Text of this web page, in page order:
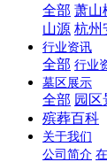
全部 萧山
山源 杭州
行业资讯
全部 行业
墓区展示
全部 园区
殡葬百科
关于我们
公司简介